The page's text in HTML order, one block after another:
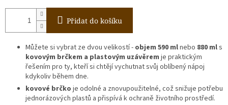
Přidat do košíku
Můžete si vybrat ze dvou velikostí - objem 590 mlnebo 880 mls
kovovým brčkem a plastovým uzávěrem je praktickým
řešením pro ty, kteří si chtějí vychutnat svůj oblíbený nápoj
kdykoliv během dne.
kovové brčko je odolné a znovupoužitelné, což snižuje potřebu
jednorázových plastů a přispívá k ochraně životního prostředí.